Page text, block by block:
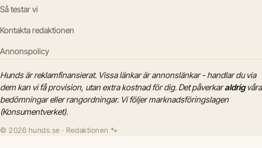
Så testar vi
Kontakta redaktionen
Annonspolicy
Hunds är reklamfinansierat. Vissa länkar är annonslänkar - handlar du via
dem kan vi få provision, utan extra kostnad för dig. Det påverkaraldrigvåra
bedömningar eller rangordningar. Vi följer marknadsföringslagen
(Konsumentverket).
© 2026 hunds.se · Redaktionen 🐾